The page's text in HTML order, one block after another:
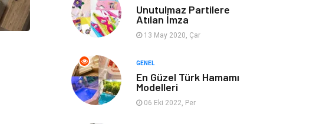
Tatil Finans & Ekonomi
Turizm
Aksesuar Eğitim Kurumları
Unutulmaz Partilere
Atılan İmza
13 May 2020, Çar
GENEL
En Güzel Türk Hamamı
Modelleri
06 Eki 2022, Per